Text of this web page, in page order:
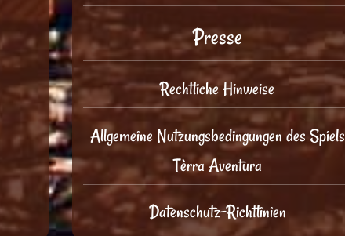
Presse
Rechtliche Hinweise
Allgemeine Nutzungsbedingungen des Spiels
Tèrra Aventura
Datenschutz-Richtlinien